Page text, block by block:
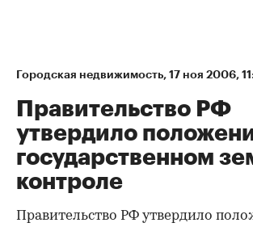
Городская недвижимость⁠, 17 ноя 2006,
Правительство РФ
утвердило
государственном
контроле
Правительство РФ утвердило